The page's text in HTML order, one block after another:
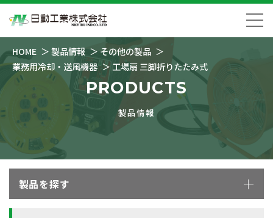
HOME 製品情報
その他の製品
業務用冷却・送風機器
工場扇 三脚折りたたみ式
PRODUCTS
製品情報
製品を探す